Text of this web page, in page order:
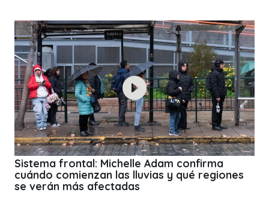
Sistema frontal: Michelle Adam confirma
cuándo comienzan las lluvias y qué regiones
se verán más afectadas